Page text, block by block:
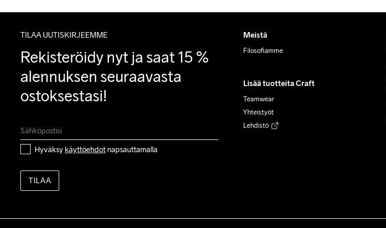
TILAA UUTISKIRJEEMME
Rekisteröidy nyt ja saat 15 %
alennuksen seuraavasta
ostoksestasi!
Hyväksy käyttöehdot napsauttamalla
TILAA
Meistä
Filosofiamme
Lisää tuotteita Craft
Teamwear
Yhteistyöt
Lehdistö